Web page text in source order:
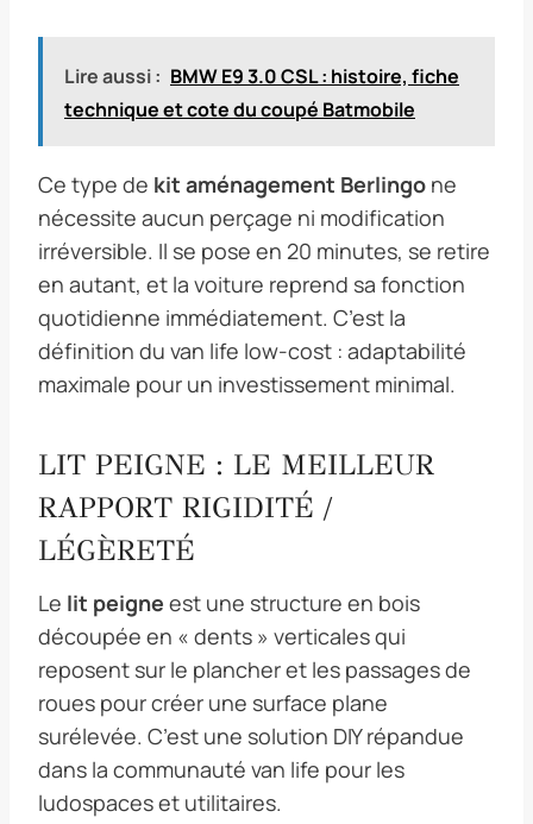
Lire aussi : BMW E9 3.0 CSL : histoire, fiche
technique et cote du coupé Batmobile
Ce type de kit aménagement Berlingo ne
nécessite aucun perçage ni modification
irréversible. Il se pose en 20 minutes, se retire
en autant, et la voiture reprend sa fonction
quotidienne immédiatement. C’est la
définition du van life low-cost : adaptabilité
maximale pour un investissement minimal.
LIT PEIGNE : LE MEILLEUR
RAPPORT RIGIDITÉ /
LÉGÈRETÉ
Le lit peigne est une structure en bois
découpée en « dents » verticales qui
reposent sur le plancher et les passages de
roues pour créer une surface plane
surélevée. C’est une solution DIY répandue
dans la communauté van life pour les
ludospaces et utilitaires.